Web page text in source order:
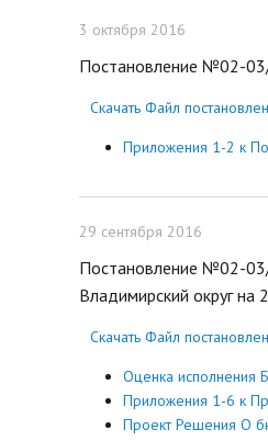
3 октября 2016
Постановление №02-
Скачать Файл
Приложения 1-2 к
29 сентября 2016
Постановление №02-
Владимирский округ на
Скачать Файл
Оценка исполнения
Приложения 1-6 к
Проект Решения О